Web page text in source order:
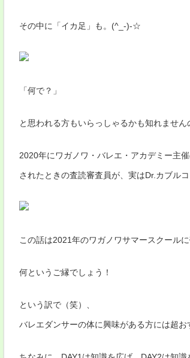
その中に「イカ足」も。(^_-)-☆
「何で？」
と思われる方もいらっしゃるかも知れません
2020年にワガノワ・バレエ・アカデミー主
されたときの査読審査員が、実はDr.カブル
この話は2021年のワガノワサマースクール
何というご縁でしょう！
という訳で（笑）、
バレエダンサーの体に興味がある方には超お